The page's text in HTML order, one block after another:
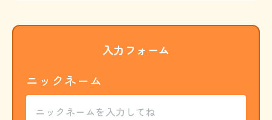
入力フォーム
ニックネーム